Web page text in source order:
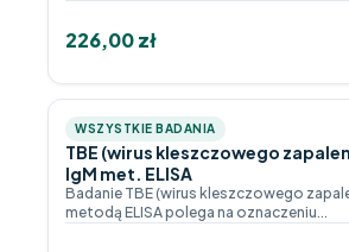
226,00zł
WSZYSTKIE BADANIA
TBE (wirus kleszczowego
IgM met. ELISA
Badanie TBE (wirus kleszczowego
metodą ELISA polega na oznaczeniu...